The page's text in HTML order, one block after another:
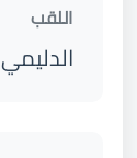
اللقب
الدليمي